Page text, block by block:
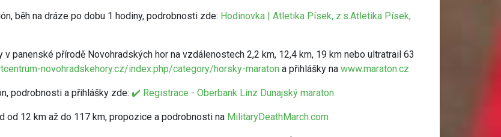
běh na dráze po dobu 1 hodiny, podrobnosti zde: Hodinovka | Atletika Písek, z.s.Atletika Písek,
panenské přírodě Novohradských hor na vzdálenostech 2,2 km, 12,4 km, 19 km nebo ultratrail 63
novohradskehory.cz/index.php/category/horsky-maraton a přihlášky na www.maraton.cz
podrobnosti a přihlášky zde: ✔️ Registrace - Oberbank Linz Dunajský maraton
od 12 km až do 117 km, propozice a podrobnosti na MilitaryDeathMarch.com